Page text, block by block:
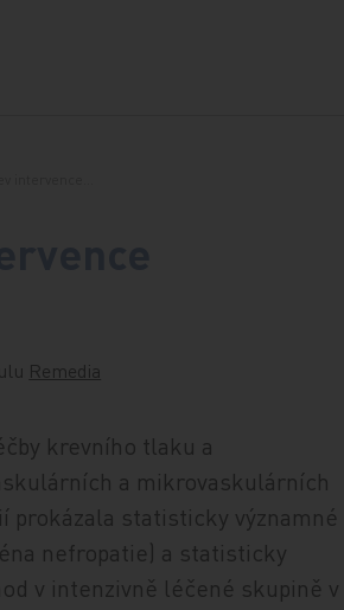
Remedia
krevního tlaku a
a mikrovaskulárních
prokázala statisticky významné
nefropatie) a statisticky
v intenzivně léčené skupině v